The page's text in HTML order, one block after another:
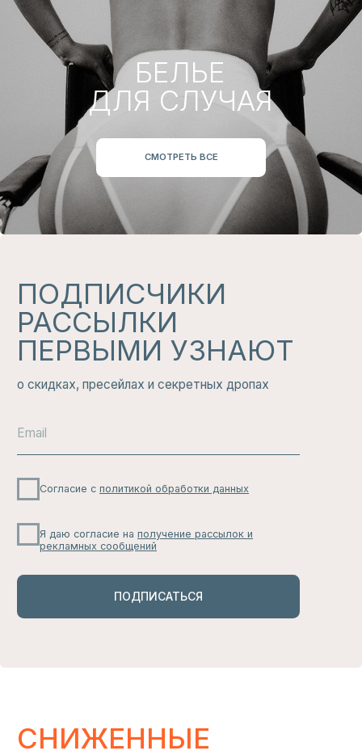
БЕЛЬЕ
ДЛЯ СЕБЯ
СМОТРЕТЬ ВСЕ
ЧИТАТЬ
НАШ
ТЕЛЕГРАМ
КАНАЛ
Здесь никто не будет беспокоить вас по
новинки и актуальные тренды, которые